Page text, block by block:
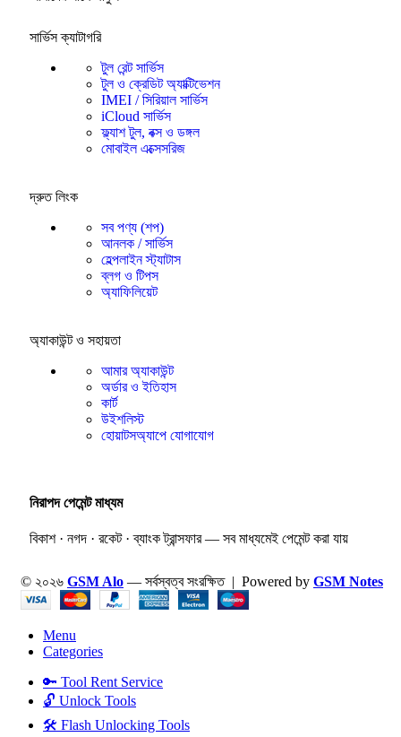
সার্ভিস ক্যাটাগরি
টুল রেন্ট সার্ভিস
টুল ও ক্রেডিট অ্যাক্টিভেশন
IMEI / সিরিয়াল সার্ভিস
iCloud সার্ভিস
ফ্ল্যাশ টুল, বক্স ও ডঙ্গল
মোবাইল এক্সেসরিজ
দ্রুত লিংক
সব পণ্য (শপ)
আনলক / সার্ভিস
হেল্পলাইন স্ট্যাটাস
ব্লগ ও টিপস
অ্যাফিলিয়েট
অ্যাকাউন্ট ও সহায়তা
আমার অ্যাকাউন্ট
অর্ডার ও ইতিহাস
কার্ট
উইশলিস্ট
হোয়াটসঅ্যাপে যোগাযোগ
নিরাপদ পেমেন্ট মাধ্যম
বিকাশ · নগদ · রকেট · ব্যাংক ট্রান্সফার — সব মাধ্যমেই পেমেন্ট করা যায়
© ২০২৬ GSM Alo — সর্বস্বত্ব সংরক্ষিত | Powered by GSM Notes
Menu
Categories
🔑 Tool Rent Service
🔓 Unlock Tools
🛠️ Flash Unlocking Tools